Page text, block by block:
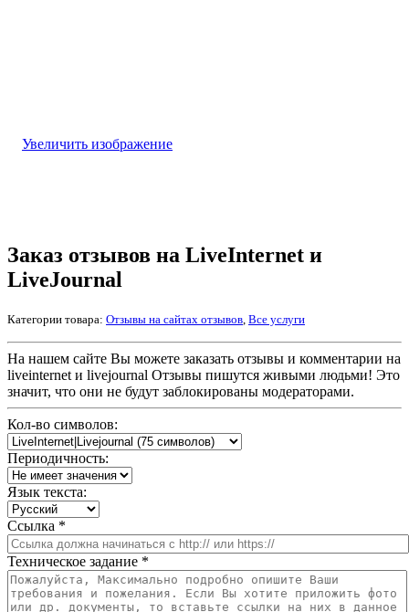
Увеличить изображение
Заказ отзывов на LiveInternet и
LiveJournal
Категории товара: Отзывы на сайтах отзывов Все услуги
На нашем сайте Вы можете заказать отзывы и комментарии на
liveinternet и livejournal Отзывы пишутся живыми людьми! Это
значит, что они не будут заблокированы модераторами.
Кол-во символов:
Периодичность:
Язык текста:
Ссылка *
Техническое задание *